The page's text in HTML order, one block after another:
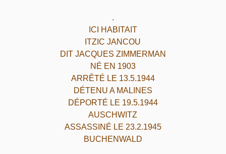
.
ICI HABITAIT
ITZIC JANCOU
DIT JACQUES ZIMMERMAN
NÉ EN 1903
ARRÊTÉ LE 13.5.1944
DÉTENU A MALINES
DÉPORTÉ LE 19.5.1944
AUSCHWITZ
ASSASSINÉ LE 23.2.1945
BUCHENWALD